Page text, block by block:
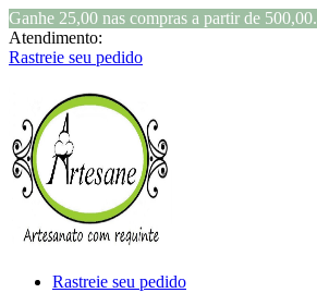
Ganhe 25,00 nas compras a partir de 500,00.
Atendimento:
Rastreie seu pedido
Rastreie seu pedido